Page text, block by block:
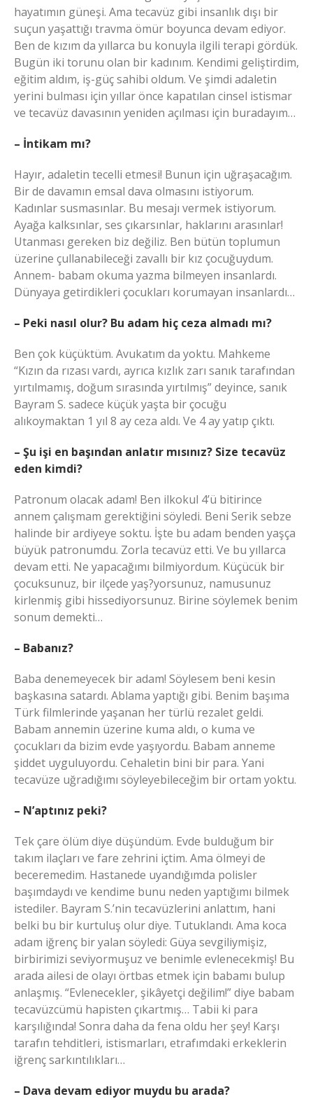
hayatımın güneşi. Ama tecavüz gibi insanlık dışı bir
suçun yaşattığı travma ömür boyunca devam ediyor.
Ben de kızım da yıllarca bu konuyla ilgili terapi gördük.
Bugün iki torunu olan bir kadınım. Kendimi geliştirdim,
eğitim aldım, iş-güç sahibi oldum. Ve şimdi adaletin
yerini bulması için yıllar önce kapatılan cinsel istismar
ve tecavüz davasının yeniden açılması için buradayım…
– İntikam mı?
Hayır, adaletin tecelli etmesi! Bunun için uğraşacağım.
Bir de davamın emsal dava olmasını istiyorum.
Kadınlar susmasınlar. Bu mesajı vermek istiyorum.
Ayağa kalksınlar, ses çıkarsınlar, haklarını arasınlar!
Utanması gereken biz değiliz. Ben bütün toplumun
üzerine çullanabileceği zavallı bir kız çocuğuydum.
Annem- babam okuma yazma bilmeyen insanlardı.
Dünyaya getirdikleri çocukları korumayan insanlardı…
– Peki nasıl olur? Bu adam hiç ceza almadı mı?
Ben çok küçüktüm. Avukatım da yoktu. Mahkeme
“Kızın da rızası vardı, ayrıca kızlık zarı sanık tarafından
yırtılmamış, doğum sırasında yırtılmış” deyince, sanık
Bayram S. sadece küçük yaşta bir çocuğu
alıkoymaktan 1 yıl 8 ay ceza aldı. Ve 4 ay yatıp çıktı.
– Şu işi en başından anlatır mısınız? Size tecavüz
eden kimdi?
Patronum olacak adam! Ben ilkokul 4’ü bitirince
annem çalışmam gerektiğini söyledi. Beni Serik sebze
halinde bir ardiyeye soktu. İşte bu adam benden yaşça
büyük patronumdu. Zorla tecavüz etti. Ve bu yıllarca
devam etti. Ne yapacağımı bilmiyordum. Küçücük bir
çocuksunuz, bir ilçede yaş?yorsunuz, namusunuz
kirlenmiş gibi hissediyorsunuz. Birine söylemek benim
sonum demekti…
– Babanız?
Baba denemeyecek bir adam! Söylesem beni kesin
başkasına satardı. Ablama yaptığı gibi. Benim başıma
Türk filmlerinde yaşanan her türlü rezalet geldi.
Babam annemin üzerine kuma aldı, o kuma ve
çocukları da bizim evde yaşıyordu. Babam anneme
şiddet uyguluyordu. Cehaletin bini bir para. Yani
tecavüze uğradığımı söyleyebileceğim bir ortam yoktu.
– N’aptınız peki?
Tek çare ölüm diye düşündüm. Evde bulduğum bir
takım ilaçları ve fare zehrini içtim. Ama ölmeyi de
beceremedim. Hastanede uyandığımda polisler
başımdaydı ve kendime bunu neden yaptığımı bilmek
istediler. Bayram S.’nin tecavüzlerini anlattım, hani
belki bu bir kurtuluş olur diye. Tutuklandı. Ama koca
adam iğrenç bir yalan söyledi: Güya sevgiliymişiz,
birbirimizi seviyormuşuz ve benimle evlenecekmiş! Bu
arada ailesi de olayı örtbas etmek için babamı bulup
anlaşmış. “Evlenecekler, şikâyetçi değilim!” diye babam
tecavüzcümü hapisten çıkartmış… Tabii ki para
karşılığında! Sonra daha da fena oldu her şey! Karşı
tarafın tehditleri, istismarları, etrafımdaki erkeklerin
iğrenç sarkıntılıkları…
– Dava devam ediyor muydu bu arada?